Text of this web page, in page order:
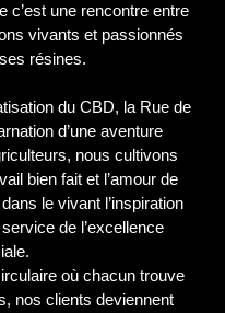
c’est une rencontre entre
vivants et passionnés
résines.
du CBD, la Rue de
d’une aventure
nous cultivons
bien fait et l’amour de
le vivant l’inspiration
de l’excellence
où chacun trouve
nos clients deviennent